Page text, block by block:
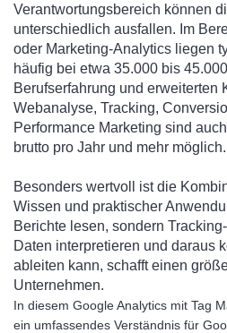
Verantwortungsbereich können
unterschiedlich ausfallen. Im
oder Marketing-Analytics liegen
häufig bei etwa 35.000 bis
Berufserfahrung und erweiterten
Webanalyse, Tracking,
Performance Marketing sind
brutto pro Jahr und mehr möglich.
Besonders wertvoll ist die
Wissen und praktischer
Berichte lesen, sondern
Daten interpretieren und daraus
ableiten kann, schafft einen
Unternehmen.
In diesem Google Analytics mit Tag
ein umfassendes Verständnis für